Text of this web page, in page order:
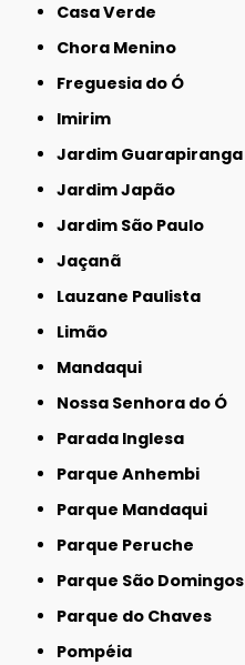
Casa Verde
Chora Menino
Freguesia do Ó
Imirim
Jardim Guarapiranga
Jardim Japão
Jardim São Paulo
Jaçanã
Lauzane Paulista
Limão
Mandaqui
Nossa Senhora do Ó
Parada Inglesa
Parque Anhembi
Parque Mandaqui
Parque Peruche
Parque São Domingos
Parque do Chaves
Pompéia